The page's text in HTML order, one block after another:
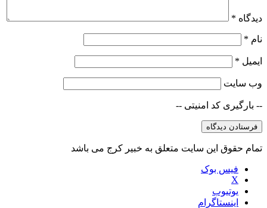
دیدگاه *
نام *
ایمیل *
وب‌ سایت
-- بارگیری کد امنیتی --
تمام حقوق این سایت متعلق به خبیر کرج می باشد
فیس بوک
X
یوتیوب
اینستاگرام